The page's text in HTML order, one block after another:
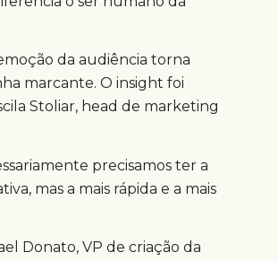
da audiência torna
marcante. O insight foi
Stoliar, head de marketing
precisamos ter a
mas a mais rápida e a mais
Donato, VP de criação da